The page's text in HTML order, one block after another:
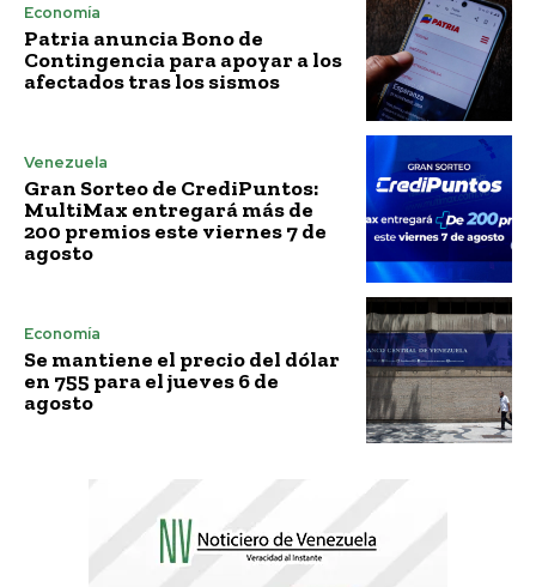
Economía
Patria anuncia Bono de
Contingencia para apoyar a los
afectados tras los sismos
Venezuela
Gran Sorteo de CrediPuntos:
MultiMax entregará más de
200 premios este viernes 7 de
agosto
Economía
Se mantiene el precio del dólar
en 755 para el jueves 6 de
agosto